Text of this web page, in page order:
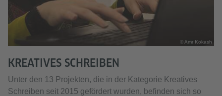
© Amr Kokash
KREATIVES SCHREIBEN
Unter den 13 Projekten, die in der Kategorie Kreatives
Schreiben seit 2015 gefördert wurden, befinden sich so